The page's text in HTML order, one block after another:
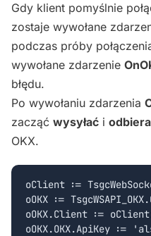
Gdy klient pomyślnie
zostaje wywołane
podczas próby
wywołane zdarzenie
błędu.
Po wywołaniu zdarzenia
zacząć wysyłać i
OKX.
oClient :=
oOKX :=
oOKX.Client :=
oOKX.OKX.ApiKey :=